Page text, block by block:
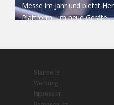
Messe im Jahr und bietet
Plattform, um neue Geräte...
Startseite
Werbung
Impressum